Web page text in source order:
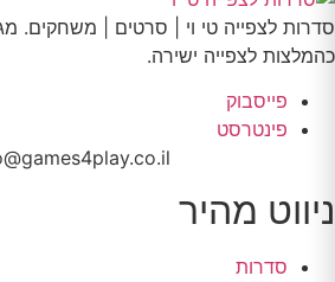
סדרות לצפייה טי וי | סרטים | משחקים.
כהמלצות לצפייה ישירה.
פייסבוק
פינטרסט
ניווט מהיר
סדרות